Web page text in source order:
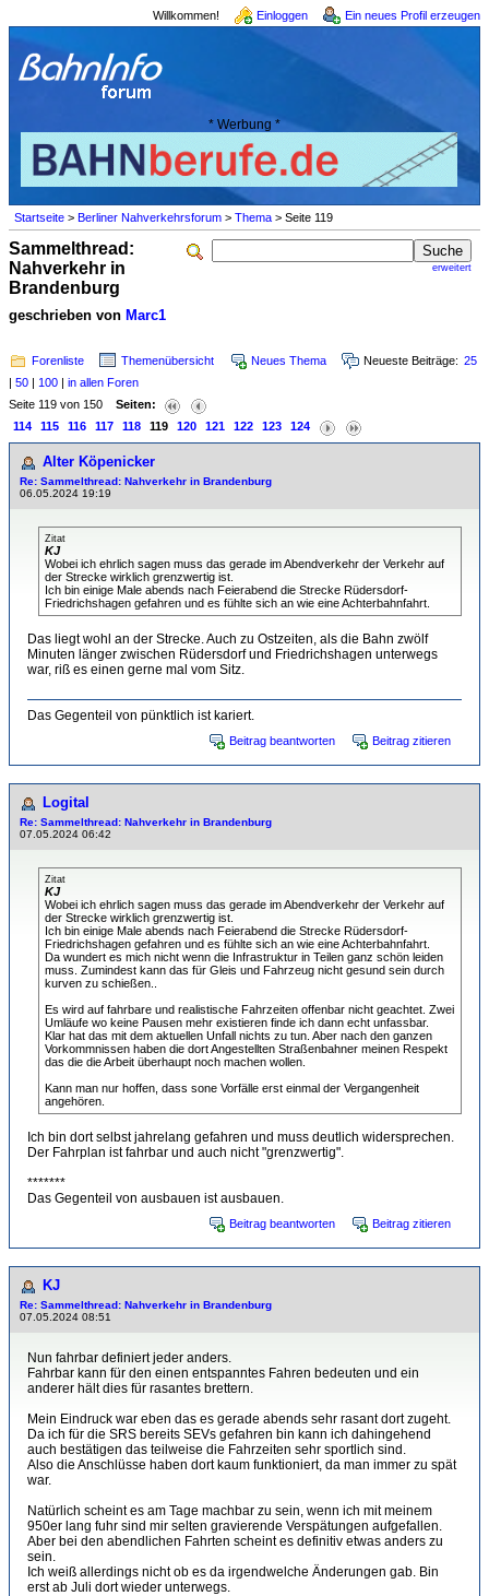
Willkommen! Einloggen Ein neues Profil erzeugen
* Werbung *
Startseite > Berliner Nahverkehrsforum > Thema > Seite 119
erweitert
Sammelthread:
Nahverkehr in
Brandenburg
geschrieben von Marc1
Forenliste Themenübersicht Neues Thema Neueste Beiträge: 25
| 50 | 100 | in allen Foren
Seite 119 von 150 Seiten:
114
115 116 117 118 119 120 121 122 123 124
Alter Köpenicker
Re: Sammelthread: Nahverkehr in Brandenburg
06.05.2024 19:19
Zitat
KJ
Wobei ich ehrlich sagen muss das gerade im Abendverkehr der Verkehr auf
der Strecke wirklich grenzwertig ist.
Ich bin einige Male abends nach Feierabend die Strecke Rüdersdorf-
Friedrichshagen gefahren und es fühlte sich an wie eine Achterbahnfahrt.
Das liegt wohl an der Strecke. Auch zu Ostzeiten, als die Bahn zwölf
Minuten länger zwischen Rüdersdorf und Friedrichshagen unterwegs
war, riß es einen gerne mal vom Sitz.
Das Gegenteil von pünktlich ist kariert.
Beitrag beantworten Beitrag zitieren
Logital
Re: Sammelthread: Nahverkehr in Brandenburg
07.05.2024 06:42
Zitat
KJ
Wobei ich ehrlich sagen muss das gerade im Abendverkehr der Verkehr auf
der Strecke wirklich grenzwertig ist.
Ich bin einige Male abends nach Feierabend die Strecke Rüdersdorf-
Friedrichshagen gefahren und es fühlte sich an wie eine Achterbahnfahrt.
Da wundert es mich nicht wenn die Infrastruktur in Teilen ganz schön leiden
muss. Zumindest kann das für Gleis und Fahrzeug nicht gesund sein durch
kurven zu schießen..
Es wird auf fahrbare und realistische Fahrzeiten offenbar nicht geachtet. Zwei
Umläufe wo keine Pausen mehr existieren finde ich dann echt unfassbar.
Klar hat das mit dem aktuellen Unfall nichts zu tun. Aber nach den ganzen
Vorkommnissen haben die dort Angestellten Straßenbahner meinen Respekt
das die die Arbeit überhaupt noch machen wollen.
Kann man nur hoffen, dass sone Vorfälle erst einmal der Vergangenheit
angehören.
Ich bin dort selbst jahrelang gefahren und muss deutlich widersprechen.
Der Fahrplan ist fahrbar und auch nicht "grenzwertig".
*******
Das Gegenteil von ausbauen ist ausbauen.
Beitrag beantworten Beitrag zitieren
KJ
Re: Sammelthread: Nahverkehr in Brandenburg
07.05.2024 08:51
Nun fahrbar definiert jeder anders.
Fahrbar kann für den einen entspanntes Fahren bedeuten und ein
anderer hält dies für rasantes brettern.
Mein Eindruck war eben das es gerade abends sehr rasant dort zugeht.
Da ich für die SRS bereits SEVs gefahren bin kann ich dahingehend
auch bestätigen das teilweise die Fahrzeiten sehr sportlich sind.
Also die Anschlüsse haben dort kaum funktioniert, da man immer zu spät
war.
Natürlich scheint es am Tage machbar zu sein, wenn ich mit meinem
950er lang fuhr sind mir selten gravierende Verspätungen aufgefallen.
Aber bei den abendlichen Fahrten scheint es definitiv etwas anders zu
sein.
Ich weiß allerdings nicht ob es da irgendwelche Änderungen gab. Bin
erst ab Juli dort wieder unterwegs.